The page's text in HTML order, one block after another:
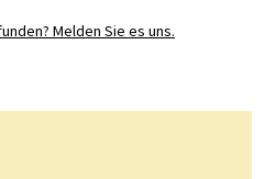
Melden Sie es uns.